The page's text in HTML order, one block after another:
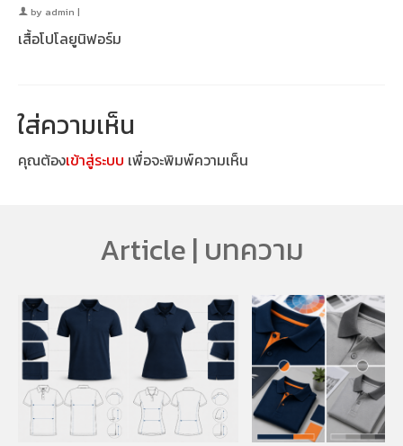
by admin |
เสื้อโปโลยูนิฟอร์ม
ใส่ความเห็น
คุณต้องเข้าสู่ระบบ เพื่อจะพิมพ์ความเห็น
Article | บทความ